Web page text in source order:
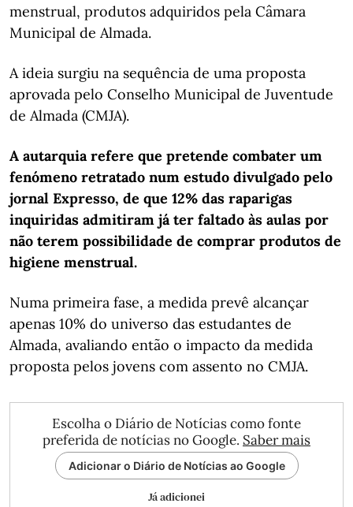
menstrual, produtos adquiridos pela Câmara
Municipal de Almada.
A ideia surgiu na sequência de uma proposta
aprovada pelo Conselho Municipal de Juventude
de Almada (CMJA).
A autarquia refere que pretende combater um
fenómeno retratado num estudo divulgado pelo
jornal Expresso, de que 12% das raparigas
inquiridas admitiram já ter faltado às aulas por
não terem possibilidade de comprar produtos de
higiene menstrual.
Numa primeira fase, a medida prevê alcançar
apenas 10% do universo das estudantes de
Almada, avaliando então o impacto da medida
proposta pelos jovens com assento no CMJA.
Escolha o Diário de Notícias como fonte
preferida de notícias no Google. Saber mais
Adicionar o Diário de Notícias ao Google
Já adicionei